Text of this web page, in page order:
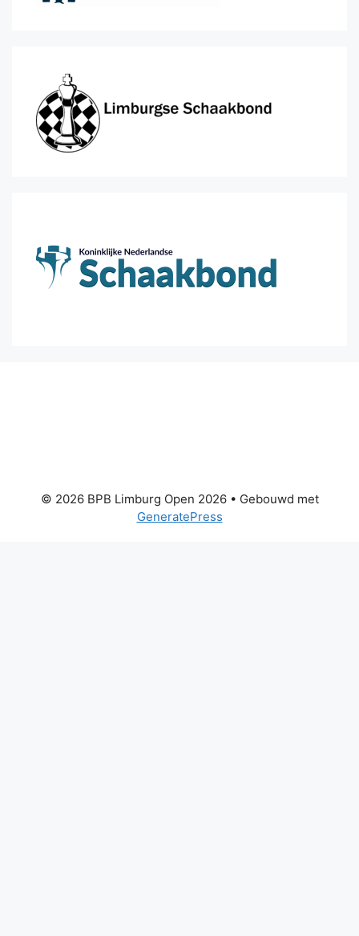
© 2026 BPB Limburg Open 2026• Gebouwd met
GeneratePress